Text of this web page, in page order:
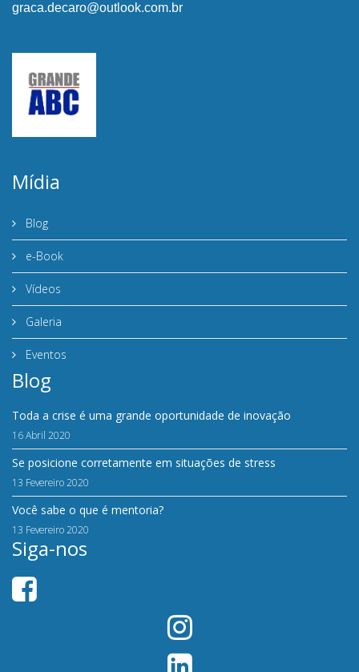
graca.decaro@outlook.com.br
Mídia
Blog
e-Book
Vídeos
Galeria
Eventos
Blog
Toda a crise é uma grande oportunidade de inovação
16 Abril 2020
Se posicione corretamente em situações de stress
13 Fevereiro 2020
Você sabe o que é mentoria?
13 Fevereiro 2020
Siga-nos